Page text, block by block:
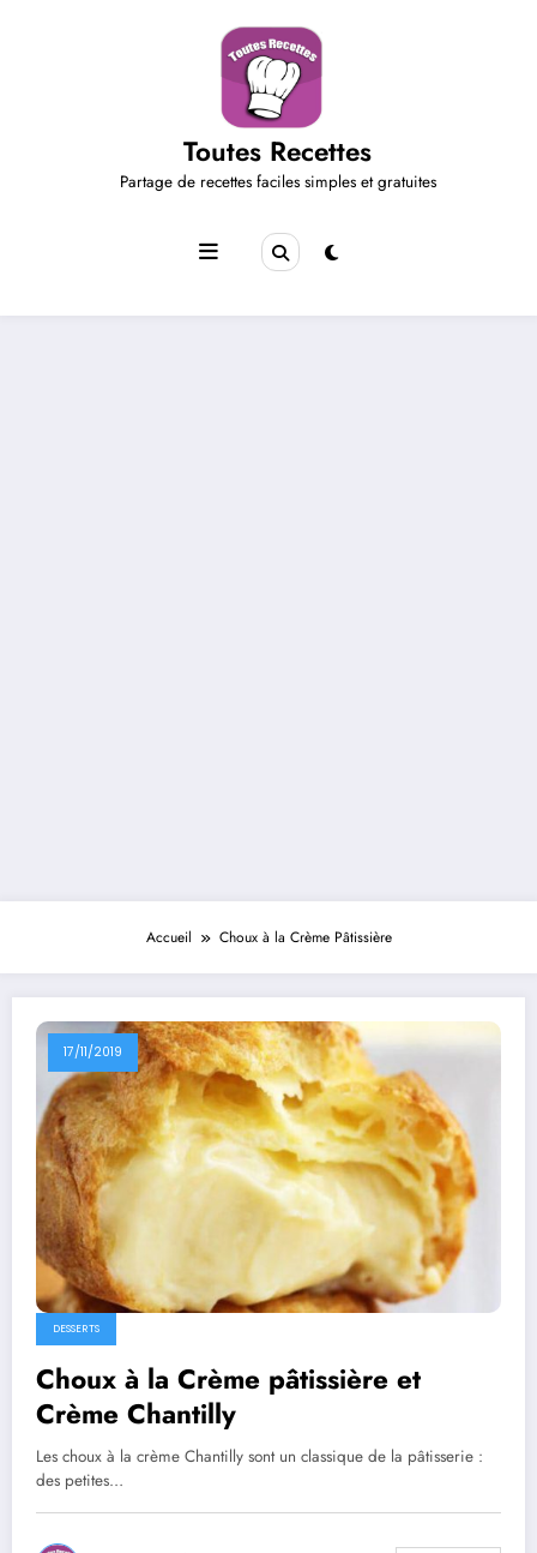
Toutes Recettes
Partage de recettes faciles simples et gratuites
Accueil Choux à la Crème Pâtissière
17/11/2019
DESSERTS
Choux à la Crème pâtissière et
Crème Chantilly
Les choux à la crème Chantilly sont un classique de la pâtisserie :
des petites…